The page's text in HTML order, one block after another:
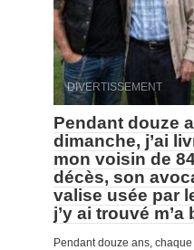
DIVERTISSEMENT
Pendant douze
dimanche, j’ai
mon voisin de
décès, son
valise usée par
j’y ai trouvé
Pendant douze ans,